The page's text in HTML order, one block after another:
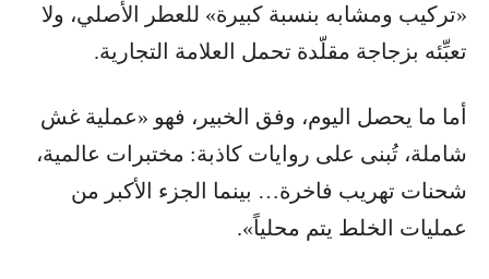
«تركيب ومشابه بنسبة كبيرة» للعطر الأصلي، ولا
تعبِّئه بزجاجة مقلّدة تحمل العلامة التجارية.
أما ما يحصل اليوم، وفق الخبير، فهو «عملية غش
شاملة، تُبنى على روايات كاذبة: مختبرات عالمية،
شحنات تهريب فاخرة… بينما الجزء الأكبر من
عمليات الخلط يتم محلياً».